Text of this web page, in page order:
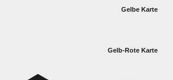
Gelbe Karte
Gelb-Rote Karte